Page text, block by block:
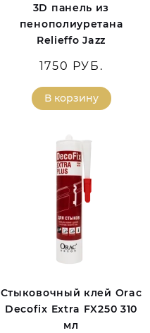
3D панель из
пенополиуретана
Relieffo Jazz
1750 РУБ.
В корзину
Стыковочный клей Orac
Decofix Extra FX250 310
мл